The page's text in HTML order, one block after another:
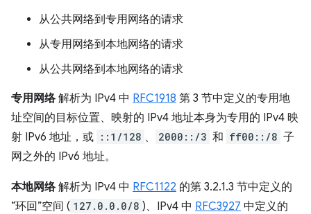
从公共网络到专用网络的请求
从专用网络到本地网络的请求
从公共网络到本地网络的请求
专用网络解析为 IPv4 中 RFC1918 第 3 节中定义的专用地
址空间的目标位置、映射的 IPv4 地址本身为专用的 IPv4 映
射 IPv6 地址，或 ::1/128 、 2000::/3 和 ff00::/8 子
网之外的 IPv6 地址。
本地网络解析为 IPv4 中 RFC1122 的第 3.2.1.3 节中定义的
“环回”空间 ( 127.0.0.0/8 )、IPv4 中 RFC3927 中定义的